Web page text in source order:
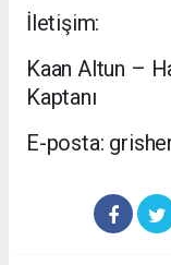
İletişim:
Kaan Altun –
Kaptanı
E-posta: